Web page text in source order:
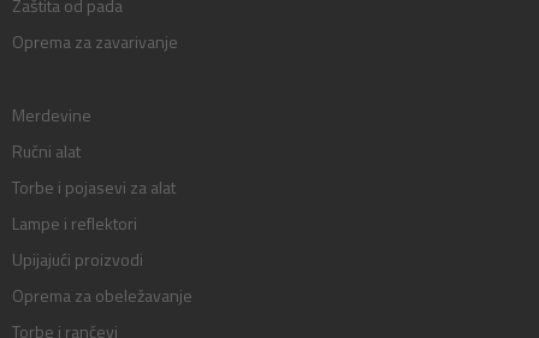
Zaštita od pada
Oprema za zavarivanje
Merdevine
Ručni alat
Torbe i pojasevi za alat
Lampe i reflektori
Upijajući proizvodi
Oprema za obeležavanje
Torbe i rančevi